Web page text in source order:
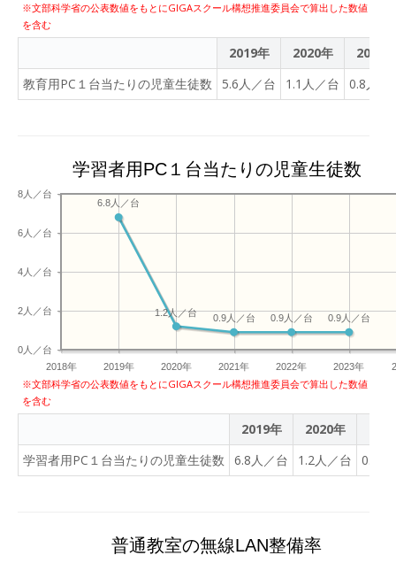
※文部科学省の公表数値をもとにGIGAスクール構想推進委員会で算出した数値
を含む
2019年 2020年
2021年
教育用PC１台当たりの児童生徒数
5.6人／台 1.1人／台 0.8人／
学習者用PC１台当たりの児童生徒数
2018年 2019年 2020年 2021年 2022年 2023年
0人／台
2人／台
4人／台
6人／台
8人／台
0.9人／台
0.9人／台
0.9人／台
1.2人／台
6.8人／台
※文部科学省の公表数値をもとにGIGAスクール構想推進委員会で算出した数値
を含む
2019年 2020年
学習者用PC１台当たりの児童生徒数
6.8人／台 1.2人／台 0.9人
普通教室の無線LAN整備率